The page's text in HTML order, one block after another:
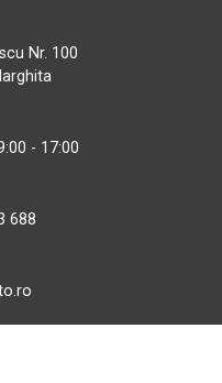
Nr. 100
- 17:00
688